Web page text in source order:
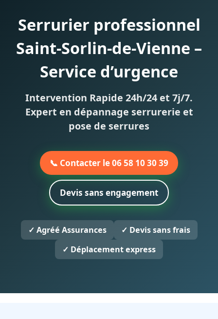
Serrurier professionnel
Saint-Sorlin-de-Vienne –
Service d’urgence
Intervention Rapide 24h/24 et 7j/7.
Expert en dépannage serrurerie et
pose de serrures
📞 Contacter le 06 58 10 30 39
Devis sans engagement
✓ Agréé Assurances
✓ Devis sans frais
✓ Déplacement express